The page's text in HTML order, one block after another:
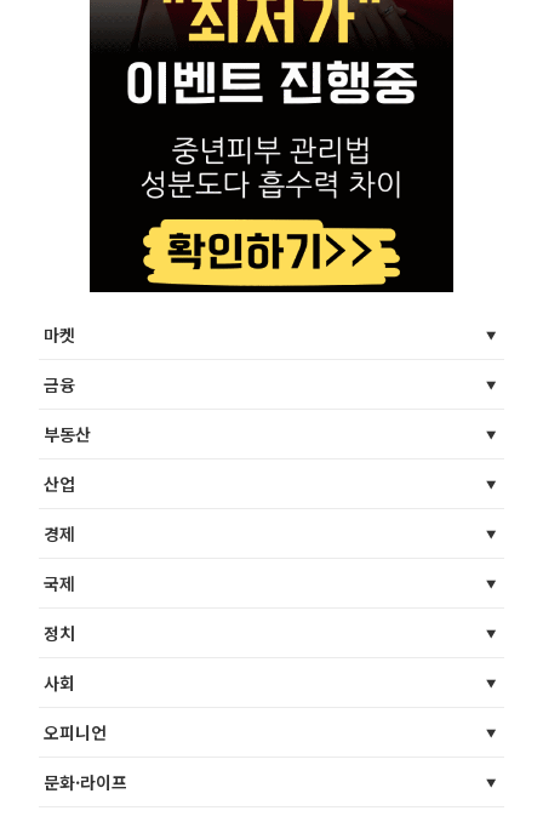
마켓
금융
부동산
산업
경제
국제
정치
사회
오피니언
문화·라이프